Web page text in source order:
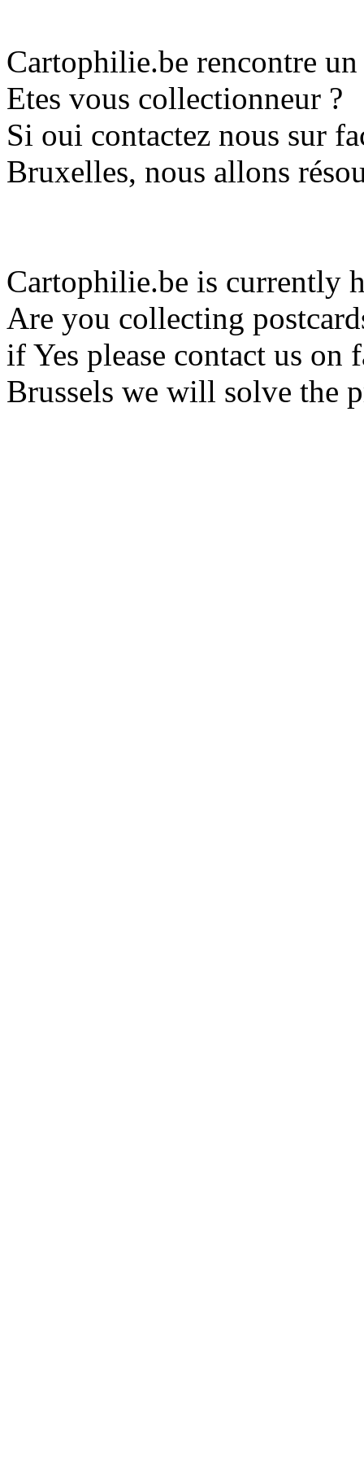
Cartophilie.be rencontre
Etes vous collectionneur ?
Si oui contactez nous sur
Bruxelles, nous allons
Cartophilie.be is currently
Are you collecting
if Yes please contact us
Brussels we will solve the